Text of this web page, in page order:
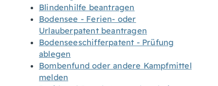
Blindenhilfe beantragen
Bodensee - Ferien- oder
Urlauberpatent beantragen
Bodenseeschifferpatent - Prüfung
ablegen
Bombenfund oder andere Kampfmittel
melden